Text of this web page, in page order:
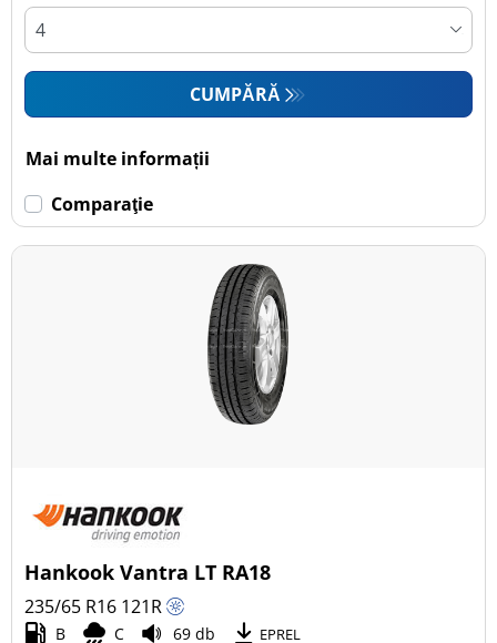
CUMPĂRĂ
Mai multe informații
Comparaţie
Hankook Vantra LT RA18
235/65 R16 121R
B C 69 db EPREL